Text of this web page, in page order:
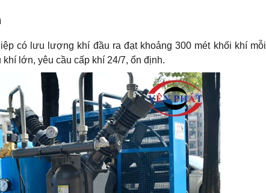
có lưu lượng khí đầu ra đạt khoảng 300 mét khối khí mỗi
lớn, yêu cầu cấp khí 24/7, ổn định.